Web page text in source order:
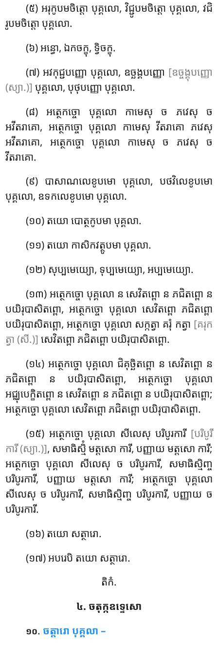
(៥) អរុកូបមចិត្តោ បុគ្គលោ, វិជ្ជូបមចិត្តោ បុគ្គលោ, វជិ
រូបមចិត្តោ បុគ្គលោ.
(៦) អន្ធោ, ឯកចក្ខុ, ទ្វិចក្ខុ.
(៧) អវកុជ្ជបញ្ញោ បុគ្គលោ, ឧច្ឆង្គបញ្ញោ [ឧច្ចង្គុបញ្ញោ
(ស្យា.)] បុគ្គលោ, បុថុបញ្ញោ បុគ្គលោ.
(៨) អត្ថេកច្ចោ បុគ្គលោ កាមេសុ ច ភវេសុ ច
អវីតរាគោ, អត្ថេកច្ចោ បុគ្គលោ កាមេសុ វីតរាគោ ភវេសុ
អវីតរាគោ, អត្ថេកច្ចោ បុគ្គលោ កាមេសុ ច ភវេសុ ច
វីតរាគោ.
(៩) បាសាណលេខូបមោ បុគ្គលោ, បថវិលេខូបមោ
បុគ្គលោ, ឧទកលេខូបមោ បុគ្គលោ.
(១០) តយោ បោត្ថកូបមា បុគ្គលា.
(១១) តយោ កាសិកវត្ថូបមា បុគ្គលា.
(១២) សុប្បមេយ្យោ, ទុប្បមេយ្យោ, អប្បមេយ្យោ.
(១៣) អត្ថេកច្ចោ បុគ្គលោ ន សេវិតព្ពោ ន ភជិតព្ពោ ន
បយិរុបាសិតព្ពោ, អត្ថេកច្ចោ បុគ្គលោ សេវិតព្ពោ ភជិតព្ពោ
បយិរុបាសិតព្ពោ, អត្ថេកច្ចោ បុគ្គលោ សក្កត្វា គរុំ កត្វា [គរុក
ត្វា (សី.)] សេវិតព្ពោ ភជិតព្ពោ បយិរុបាសិតព្ពោ.
(១៤) អត្ថេកច្ចោបុគ្គលោ ជិគុច្ឆិតព្ពោ ន សេវិតព្ពោ ន
ភជិតព្ពោ ន បយិរុបាសិតព្ពោ, អត្ថេកច្ចោ បុគ្គលោ
អជ្ឈុបេក្ខិតព្ពោ ន សេវិតព្ពោ ន ភជិតព្ពោ ន បយិរុបាសិតព្ពោ;
អត្ថេកច្ចោ បុគ្គលោ សេវិតព្ពោ ភជិតព្ពោ បយិរុបាសិតព្ពោ.
(១៥) អត្ថេកច្ចោ បុគ្គលោ សីលេសុ បរិបូរការី [បរិបូរី
ការី (ស្យា.)], សមាធិស្មិំ មត្តសោ ការី, បញ្ញាយ មត្តសោ ការី;
អត្ថេកច្ចោ បុគ្គលោ សីលេសុ ច បរិបូរការី, សមាធិស្មិញ្ច
បរិបូរការី, បញ្ញាយ មត្តសោ ការី; អត្ថេកច្ចោ បុគ្គលោ
សីលេសុ ច បរិបូរការី, សមាធិស្មិញ្ច បរិបូរការី, បញ្ញាយ ច
បរិបូរការី.
(១៦) តយោ សត្ថារោ.
(១៧) អបរេបិ តយោ សត្ថារោ.
តិកំ.
៤. ចតុក្កឧទ្ទេសោ
១០. ចត្តារោ បុគ្គលា –